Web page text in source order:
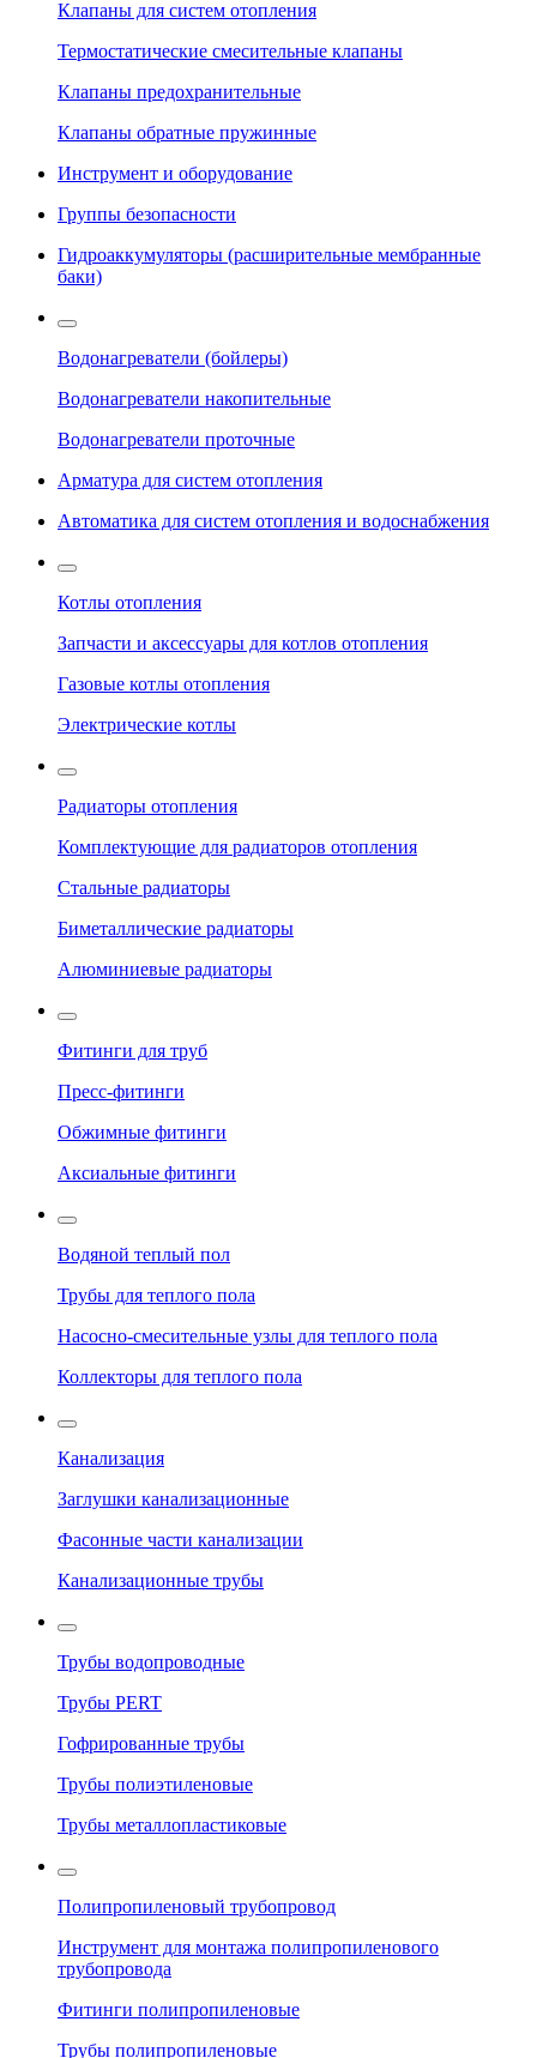
Клапаны для систем отопления
Термостатические смесительные клапаны
Клапаны предохранительные
Клапаны обратные пружинные
Инструмент и оборудование
Группы безопасности
Гидроаккумуляторы (расширительные мембранные
баки)
Водонагреватели (бойлеры)
Водонагреватели накопительные
Водонагреватели проточные
Арматура для систем отопления
Автоматика для систем отопления и водоснабжения
Котлы отопления
Запчасти и аксессуары для котлов отопления
Газовые котлы отопления
Электрические котлы
Радиаторы отопления
Комплектующие для радиаторов отопления
Стальные радиаторы
Биметаллические радиаторы
Алюминиевые радиаторы
Фитинги для труб
Пресс-фитинги
Обжимные фитинги
Аксиальные фитинги
Водяной теплый пол
Трубы для теплого пола
Насосно-смесительные узлы для теплого пола
Коллекторы для теплого пола
Канализация
Заглушки канализационные
Фасонные части канализации
Канализационные трубы
Трубы водопроводные
Трубы PERT
Гофрированные трубы
Трубы полиэтиленовые
Трубы металлопластиковые
Полипропиленовый трубопровод
Инструмент для монтажа полипропиленового
трубопровода
Фитинги полипропиленовые
Трубы полипропиленовые